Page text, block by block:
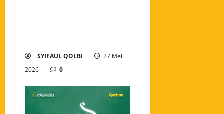
SYIFAUL QOLBI
27 Mei
2026
0